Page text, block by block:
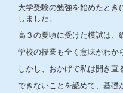
大学受験の勉強を始めたとき
しました。
高３の夏頃に受けた模試は、
学校の授業も全く意味がわか
しかし、おかげで私は開き直
できないことを認めて、基礎